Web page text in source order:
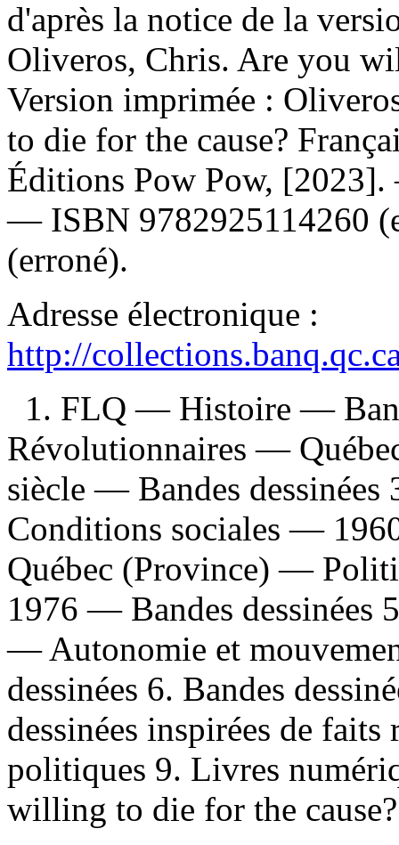
d'après la notice de la
Oliveros, Chris. Are you
Version imprimée :
to die for the cause?
Éditions Pow Pow,
— ISBN 9782925114260
(erroné).
Adresse électronique :
http://
1. FLQ — Histoire —
Révolutionnaires —
siècle — Bandes
Conditions sociales —
Québec (Province) —
1976 — Bandes
— Autonomie et
dessinées 6. Bandes
dessinées inspirées de faits
politiques 9. Livres
willing to die for the